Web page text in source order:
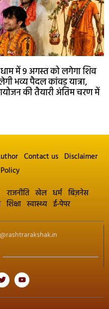
में 9 अगस्त को लगेगा शिव
भव्य पैदल कांवड़ यात्रा,
की तैयारी अंतिम चरण में
Contact us Disclaimer
राजनीति खेल धर्म बिज़नेस
शिक्षा स्वास्थ्य ई-पेपर